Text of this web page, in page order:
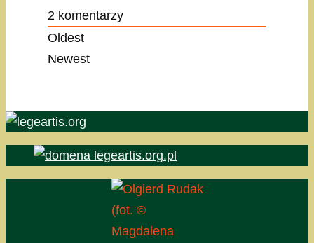
2 komentarzy
Oldest
Newest
(fot. ©
Magdalena